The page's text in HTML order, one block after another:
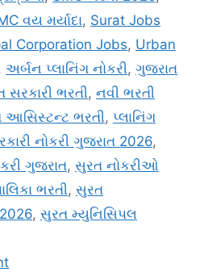
વય મર્યાદા, Surat Jobs
Corporation Jobs, Urban
અર્બન પ્લાનિંગ નોકરી, ગુજરાત
સરકારી ભરતી, નવી ભરતી
આસિસ્ટન્ટ ભરતી, પ્લાનિંગ
નોકરી ગુજરાત 2026,
ગુજરાત, સુરત નોકરીઓ
ભરતી, સુરત
, સુરત મ્યુનિસિપલ